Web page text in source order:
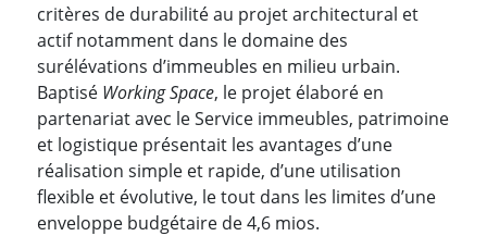
critères de durabilité au projet architectural et
actif notamment dans le domaine des
surélévations d’immeubles en milieu urbain.
Baptisé Working Space, le projet élaboré en
partenariat avec le Service immeubles, patrimoine
et logistique présentait les avantages d’une
réalisation simple et rapide, d’une utilisation
flexible et évolutive, le tout dans les limites d’une
enveloppe budgétaire de 4,6 mios.